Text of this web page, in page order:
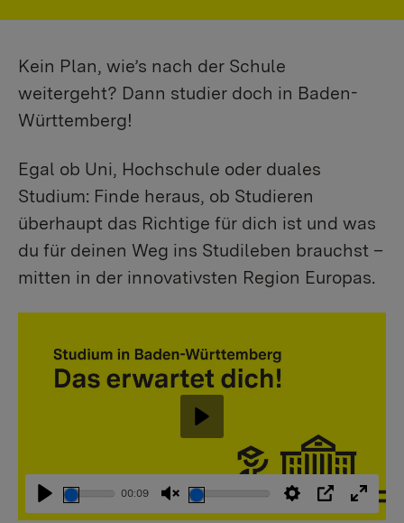
Kein Plan, wie’s nach der Schule
weitergeht? Dann studier doch in Baden-
Württemberg!
Egal ob Uni, Hochschule oder duales
Studium: Finde heraus, ob Studieren
überhaupt das Richtige für dich ist und was
du für deinen Weg ins Studileben brauchst –
mitten in der innovativsten Region Europas.
Abspielen
00:09
StummschaltungEinstellungen
PIP
Abspielen